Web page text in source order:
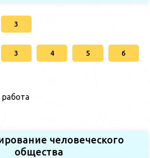
3
3 4 5 6
человеческого
общества